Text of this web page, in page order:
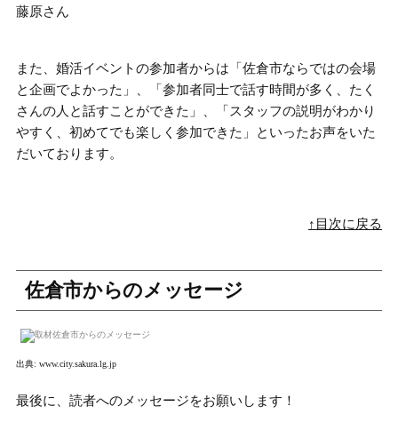
藤原さん
また、婚活イベントの参加者からは 「佐倉市ならではの会場
と企画でよかった」、「参加者同士で話す時間が多く、たく
さんの人と話すことができた」、「スタッフの説明がわかり
やすく、初めてでも楽しく参加できた」
といったお声をいた
だいております。
↑目次に戻る
佐倉市からのメッセージ
出典: www.city.sakura.lg.jp
最後に、読者へのメッセージをお願いします！